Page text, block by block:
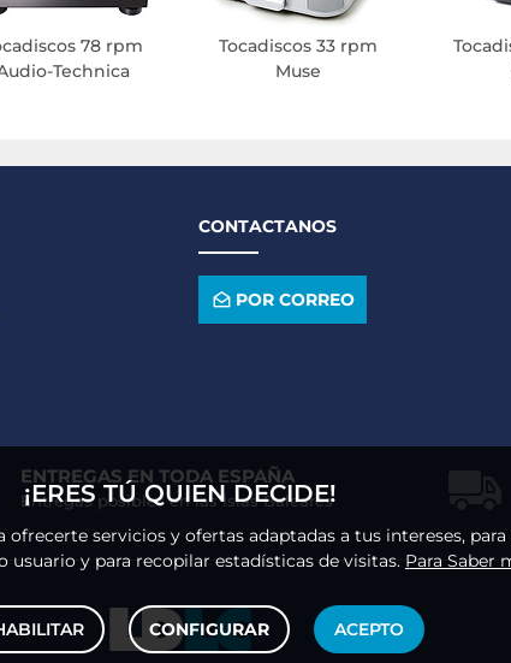
78 rpm
Technica
Tocadiscos 33 rpm
Muse
CONTACTANOS
POR CORREO
ENTREGAS EN TODA ESPAÑA
Entregas posibles en las Islas Baleares
¡ERES TÚ QUIEN DECIDE!
servicios y ofertas adaptadas a tus intereses,
usuario y para recopilar estadísticas de visitas. Para Saber
CONFIGURAR ACEPTO